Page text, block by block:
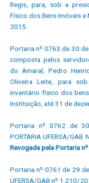
Regis, para, sob a
Físico dos Bens Imóveis
2015.
Portaria nº 0763 de 30
composta pelos
do Amaral, Pedro
Oliveira Leite, para
inventário físico dos
Instituição, até 31 de
Portaria nº 0762 de
PORTARIA UFERSA/
Revogada pela Portaria
Portaria nº 0761 de 29
UFERSA/GAB nº 1.210/